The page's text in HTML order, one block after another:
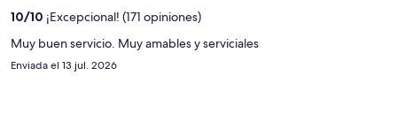
10/10 ¡Excepcional! (171 opiniones)
Muy buen servicio. Muy amables y serviciales
Enviada el 13 jul. 2026